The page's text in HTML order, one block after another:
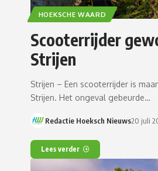
HOEKSCHE WAARD
Scooterrijder
Strijen
Strijen – Een scooterrijder is
Strijen. Het ongeval gebeurde…
Redactie Hoeksch Nieuws20 juli
Lees verder